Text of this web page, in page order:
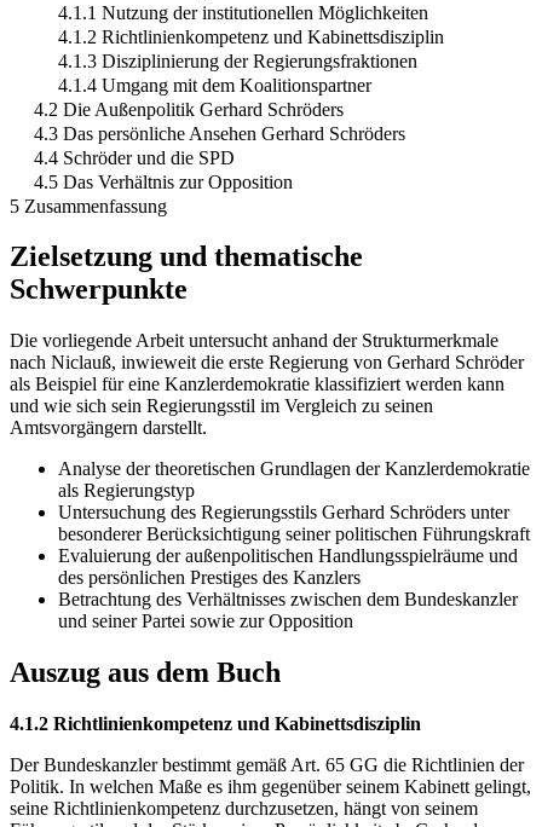
4.1.1 Nutzung der institutionellen Möglichkeiten
4.1.2 Richtlinienkompetenz und Kabinettsdisziplin
4.1.3 Disziplinierung der Regierungsfraktionen
4.1.4 Umgang mit dem Koalitionspartner
4.2 Die Außenpolitik Gerhard Schröders
4.3 Das persönliche Ansehen Gerhard Schröders
4.4 Schröder und die SPD
4.5 Das Verhältnis zur Opposition
5 Zusammenfassung
Zielsetzung und thematische
Schwerpunkte
Die vorliegende Arbeit untersucht anhand der Strukturmerkmale
nach Niclauß, inwieweit die erste Regierung von Gerhard Schröder
als Beispiel für eine Kanzlerdemokratie klassifiziert werden kann
und wie sich sein Regierungsstil im Vergleich zu seinen
Amtsvorgängern darstellt.
Analyse der theoretischen Grundlagen der Kanzlerdemokratie
als Regierungstyp
Untersuchung des Regierungsstils Gerhard Schröders unter
besonderer Berücksichtigung seiner politischen Führungskraft
Evaluierung der außenpolitischen Handlungsspielräume und
des persönlichen Prestiges des Kanzlers
Betrachtung des Verhältnisses zwischen dem Bundeskanzler
und seiner Partei sowie zur Opposition
Auszug aus dem Buch
4.1.2 Richtlinienkompetenz und Kabinettsdisziplin
Der Bundeskanzler bestimmt gemäß Art. 65 GG die Richtlinien der
Politik. In welchen Maße es ihm gegenüber seinem Kabinett gelingt,
seine Richtlinienkompetenz durchzusetzen, hängt von seinem